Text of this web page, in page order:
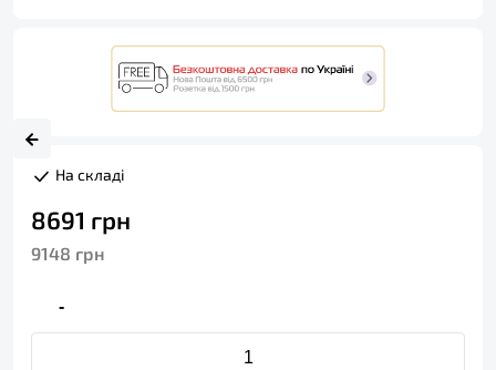
На складі
8691 грн
9148 грн
-